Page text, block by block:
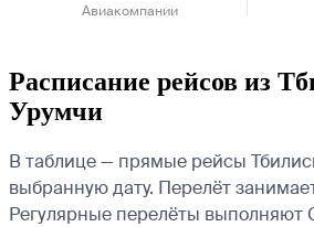
Авиакомпании
Расписание рейсов из
Урумчи
В таблице — прямые рейсы
выбранную дату. Перелёт
Регулярные перелёты выполняют